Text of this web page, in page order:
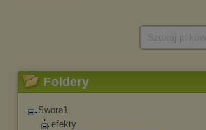
Foldery
Swora1
efekty